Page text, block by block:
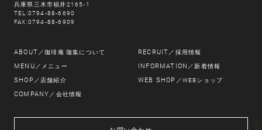
兵庫県三木市福井2165-1
TEL:0794-88-6690
FAX:0794-88-6909
ABOUT ／珈琲庵 珈集について RECRUIT ／採用情報
MENU ／メニュー INFORMATION ／新着情報
SHOP ／店舗紹介 WEB SHOP ／WEBショップ
COMPANY ／会社情報